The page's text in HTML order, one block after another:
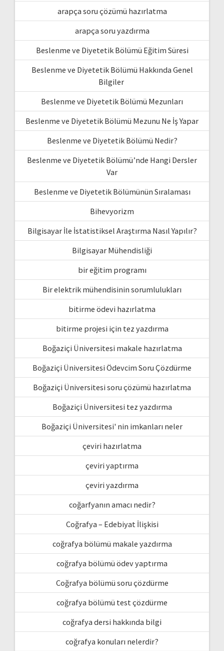
arapça soru çözümü hazırlatma
arapça soru yazdırma
Beslenme ve Diyetetik Bölümü Eğitim Süresi
Beslenme ve Diyetetik Bölümü Hakkında Genel
Bilgiler
Beslenme ve Diyetetik Bölümü Mezunları
Beslenme ve Diyetetik Bölümü Mezunu Ne İş Yapar
Beslenme ve Diyetetik Bölümü Nedir?
Beslenme ve Diyetetik Bölümü’nde Hangi Dersler
Var
Beslenme ve Diyetetik Bölümünün Sıralaması
Bihevyorizm
Bilgisayar İle İstatistiksel Araştırma Nasıl Yapılır?
Bilgisayar Mühendisliği
bir eğitim programı
Bir elektrik mühendisinin sorumlulukları
bitirme ödevi hazırlatma
bitirme projesi için tez yazdırma
Boğaziçi Üniversitesi makale hazırlatma
Boğaziçi Üniversitesi Ödevcim Soru Çözdürme
Boğaziçi Üniversitesi soru çözümü hazırlatma
Boğaziçi Üniversitesi tez yazdırma
Boğaziçi Üniversitesi' nin imkanları neler
çeviri hazırlatma
çeviri yaptırma
çeviri yazdırma
coğarfyanın amacı nedir?
Coğrafya – Edebiyat İlişkisi
coğrafya bölümü makale yazdırma
coğrafya bölümü ödev yaptırma
Coğrafya bölümü soru çözdürme
coğrafya bölümü test çözdürme
coğrafya dersi hakkında bilgi
coğrafya konuları nelerdir?